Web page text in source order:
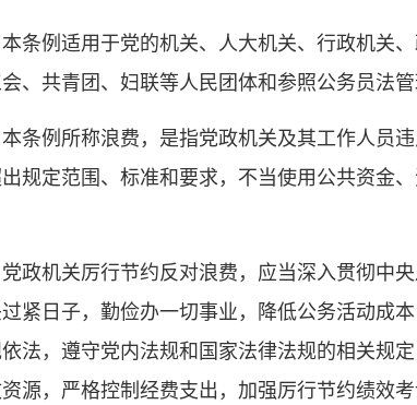
条例适用于党的机关、人大机关、行政机关
、共青团、妇联等人民团体和参照公务员法管
条例所称浪费，是指党政机关及其工作人员
规定范围、标准和要求，不当使用公共资金
政机关厉行节约反对浪费，应当深入贯彻中
紧日子，勤俭办一切事业，降低公务活动成
法，遵守党内法规和国家法律法规的相关规
源，严格控制经费支出，加强厉行节约绩效